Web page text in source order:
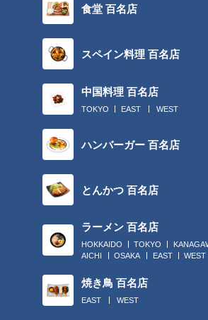
食堂 百名店
スペイン料理 百名店
中国料理 百名店
TOKYO EAST WEST
ハンバーガー 百名店
とんかつ 百名店
ラーメン 百名店
HOKKAIDO TOKYO
AICHI
OSAKA EAST WEST
焼き鳥 百名店
EAST WEST
ん”！